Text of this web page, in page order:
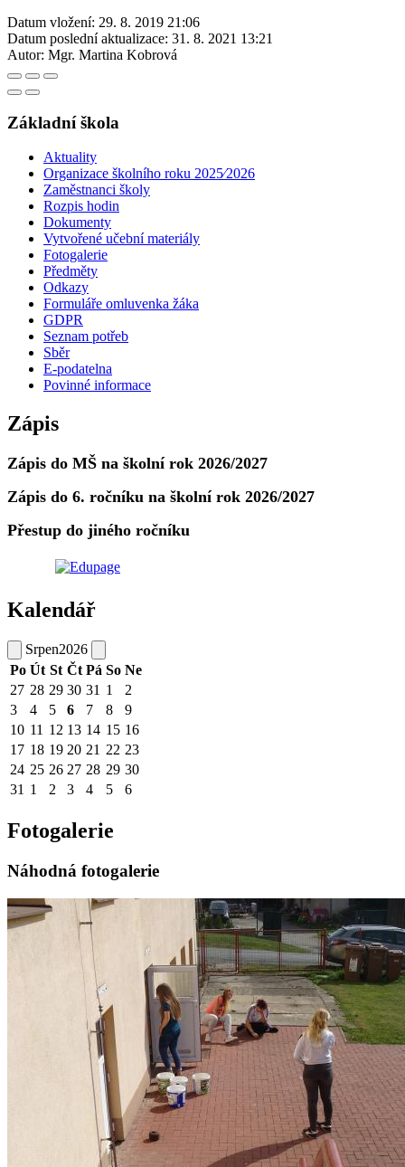
Datum vložení: 29. 8. 2019 21:06
Datum poslední aktualizace: 31. 8. 2021 13:21
Autor: Mgr. Martina Kobrová
Základní škola
Aktuality
Organizace školního roku 2025⁄2026
Zaměstnanci školy
Rozpis hodin
Dokumenty
Vytvořené učební materiály
Fotogalerie
Předměty
Odkazy
Formuláře omluvenka žáka
GDPR
Seznam potřeb
Sběr
E-podatelna
Povinné informace
Zápis
Zápis do MŠ na školní rok 2026/2027
Zápis do 6. ročníku na školní rok 2026/2027
Přestup do jiného ročníku
Kalendář
Srpen2026
Po Út St Čt Pá So Ne
27 28 29 30 31 1
2
3
4 5 6 7 8
9
10 11 12 13 14 15 16
17 18 19 20 21 22 23
24 25 26 27 28 29 30
31 1 2 3 4 5 6
Fotogalerie
Náhodná fotogalerie